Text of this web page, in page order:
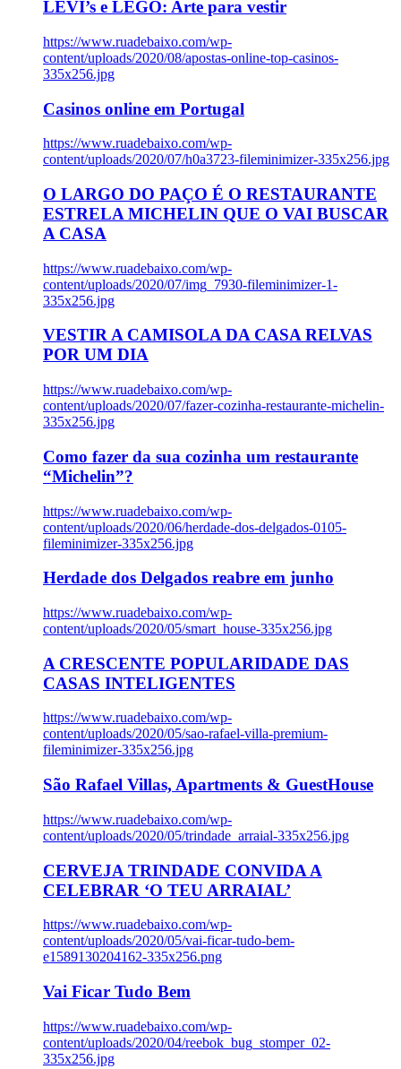
LEVI’s e LEGO: Arte para vestir
https://www.ruadebaixo.com/wp-
content/uploads/2020/08/apostas-online-top-casinos-
335x256.jpg
Casinos online em Portugal
https://www.ruadebaixo.com/wp-
content/uploads/2020/07/h0a3723-fileminimizer-335x256.jpg
O LARGO DO PAÇO É O RESTAURANTE
ESTRELA MICHELIN QUE O VAI BUSCAR
A CASA
https://www.ruadebaixo.com/wp-
content/uploads/2020/07/img_7930-fileminimizer-1-
335x256.jpg
VESTIR A CAMISOLA DA CASA RELVAS
POR UM DIA
https://www.ruadebaixo.com/wp-
content/uploads/2020/07/fazer-cozinha-restaurante-michelin-
335x256.jpg
Como fazer da sua cozinha um restaurante
“Michelin”?
https://www.ruadebaixo.com/wp-
content/uploads/2020/06/herdade-dos-delgados-0105-
fileminimizer-335x256.jpg
Herdade dos Delgados reabre em junho
https://www.ruadebaixo.com/wp-
content/uploads/2020/05/smart_house-335x256.jpg
A CRESCENTE POPULARIDADE DAS
CASAS INTELIGENTES
https://www.ruadebaixo.com/wp-
content/uploads/2020/05/sao-rafael-villa-premium-
fileminimizer-335x256.jpg
São Rafael Villas, Apartments & GuestHouse
https://www.ruadebaixo.com/wp-
content/uploads/2020/05/trindade_arraial-335x256.jpg
CERVEJA TRINDADE CONVIDA A
CELEBRAR ‘O TEU ARRAIAL’
https://www.ruadebaixo.com/wp-
content/uploads/2020/05/vai-ficar-tudo-bem-
e1589130204162-335x256.png
Vai Ficar Tudo Bem
https://www.ruadebaixo.com/wp-
content/uploads/2020/04/reebok_bug_stomper_02-
335x256.jpg